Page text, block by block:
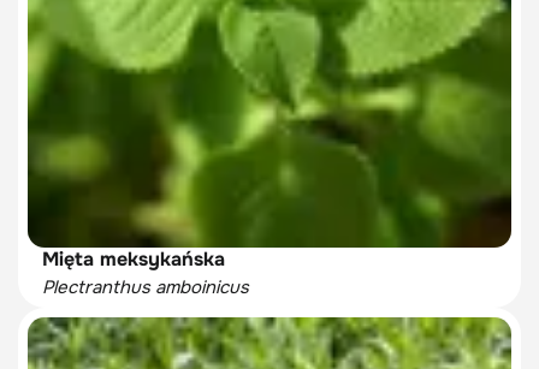
Mięta meksykańska
Plectranthus amboinicus